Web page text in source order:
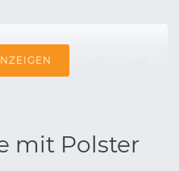
mit Polster